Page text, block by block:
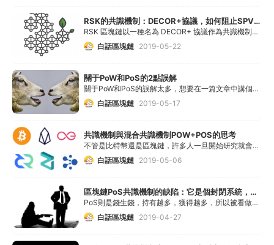
RSK的共識機制：DECOR+協議，如何阻止SPV挖礦
RSK 區塊鏈以一種名為 DECOR+ 協議作為共識機制來提供安全性并啟用合并挖礦。
白話區塊鏈 2019-05-22
關于PoW和PoS的2點誤解
關于PoW和PoS的誤解太多，想要在一篇文章中講個明白實在是一個極高難度的任務，所以這里只簡單討論兩點，一個是從經濟學上思考PoS給出的美好承諾是否可靠，另一個是PoS本
白話區塊鏈 2019-05-17
共識機制與混合共識機制POW+POS的思考
不管是比特幣還是區塊鏈，許多人一旦開始研究就會被吸引，共識機制是區塊鏈的核心“游戲規則”，如果你不懂規則，就別問為什么玩不轉它
白話區塊鏈 2019-05-06
區塊鏈PoS共識機制的缺陷：它是個封閉系統，后來者難有機會
PoS則是錢生錢，持有越多，獲得越多，所以被看做資本主義。其實真正是自由資本主義的反而是PoW！
白話區塊鏈 2019-04-27